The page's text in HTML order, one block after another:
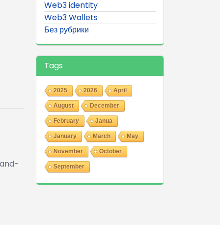
Web3 identity
Web3 Wallets
Без рубрики
Tags
2025 2026 April
August December
February Janua
January March May
November October
September